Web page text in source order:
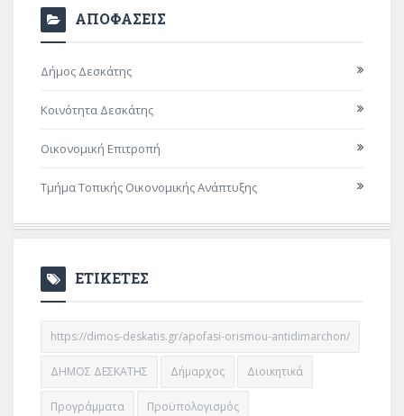
ΑΠΟΦΑΣΕΙΣ
Δήμος Δεσκάτης
Κοινότητα Δεσκάτης
Οικονομική Επιτροπή
Τμήμα Τοπικής Οικονομικής Ανάπτυξης
ΕΤΙΚΕΤΕΣ
https://dimos-deskatis.gr/apofasi-orismou-antidimarchon/
ΔΗΜΟΣ ΔΕΣΚΑΤΗΣ Δήμαρχος Διοικητικά
Προγράμματα Προϋπολογισμός